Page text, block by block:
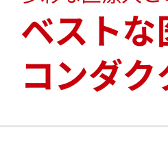
ベストな
コンダ